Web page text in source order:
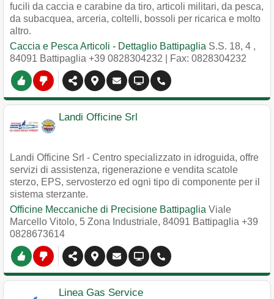
fucili da caccia e carabine da tiro, articoli militari, da pesca,
da subacquea, arceria, coltelli, bossoli per ricarica e molto
altro.
Caccia e Pesca Articoli - Dettaglio Battipaglia S.S. 18, 4 ,
84091 Battipaglia +39 0828304232 | Fax: 0828304232
Landi Officine Srl
Landi Officine Srl - Centro specializzato in idroguida, offre
servizi di assistenza, rigenerazione e vendita scatole
sterzo, EPS, servosterzo ed ogni tipo di componente per il
sistema sterzante.
Officine Meccaniche di Precisione Battipaglia Viale
Marcello Vitolo, 5 Zona Industriale, 84091 Battipaglia +39
0828673614
Linea Gas Service